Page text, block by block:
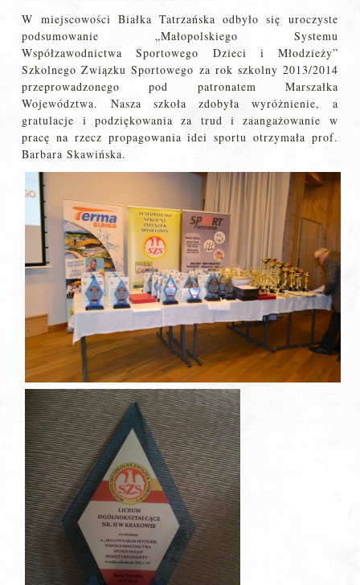
W miejscowości Białka Tatrzańska odbyło się uroczyste
podsumowanie „Małopolskiego Systemu
Współzawodnictwa Sportowego Dzieci i Młodzieży”
Szkolnego Związku Sportowego za rok szkolny 2013/2014
przeprowadzonego pod patronatem Marszałka
Województwa. Nasza szkoła zdobyła wyróżnienie, a
gratulacje i podziękowania za trud i zaangażowanie w
pracę na rzecz propagowania idei sportu otrzymała prof.
Barbara Skawińska.